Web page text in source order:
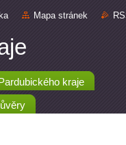
Mapa stránek
kraje